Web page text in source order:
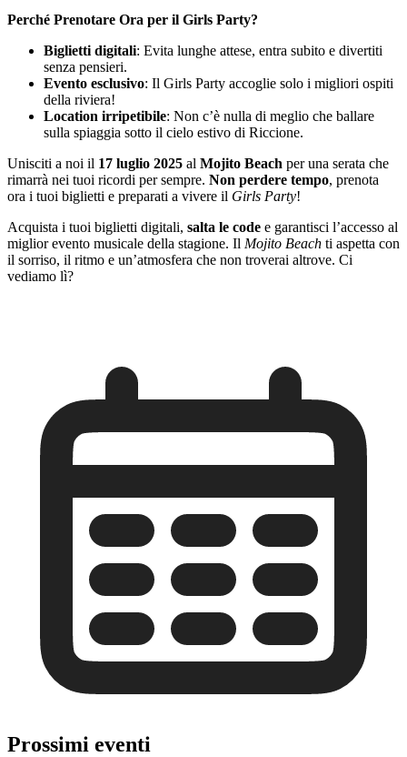
Perché Prenotare Ora per il Girls Party?
Biglietti digitali: Evita lunghe attese, entra subito e divertiti
senza pensieri.
Evento esclusivo: Il Girls Party accoglie solo i migliori ospiti
della riviera!
Location irripetibile: Non c’è nulla di meglio che ballare
sulla spiaggia sotto il cielo estivo di Riccione.
Unisciti a noi il 17 luglio 2025 al Mojito Beach per una serata che
rimarrà nei tuoi ricordi per sempre. Non perdere tempo, prenota
ora i tuoi biglietti e preparati a vivere il Girls Party!
Acquista i tuoi biglietti digitali, salta le code e garantisci l’accesso al
miglior evento musicale della stagione. Il Mojito Beach ti aspetta con
il sorriso, il ritmo e un’atmosfera che non troverai altrove. Ci
vediamo lì?
Prossimi eventi